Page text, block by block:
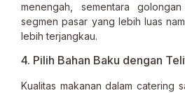
menengah, sementara
segmen pasar yang lebih luas
lebih terjangkau.
4. Pilih Bahan Baku dengan
Kualitas makanan dalam catering